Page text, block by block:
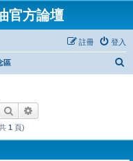
官方論壇
登入
註冊
區
搜尋
1 頁)